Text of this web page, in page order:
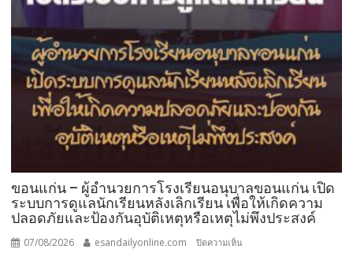
ขอนแก่น – ผู้อำนวยการโรงเรียนอนุบาลขอนแก่น เปิด
ระบบการดูแลนักเรียนหลังเลิกเรียน เพื่อให้เกิดความ
ปลอดภัยและป้องกันอุบัติเหตุหรือเหตุไม่พึงประสงค์
07/08/2026 esandailyonline.com ปิดความเห็น